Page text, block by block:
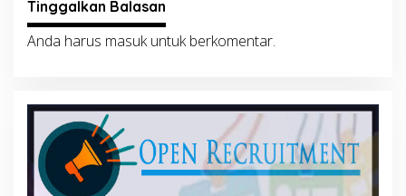
Tinggalkan Balasan
Anda harus masukuntuk berkomentar.